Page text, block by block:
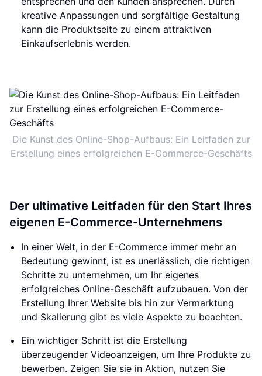
kreative Anpassungen und sorgfältige Gestaltung
kann die Produktseite zu einem attraktiven
Einkaufserlebnis werden.
Die Kunst des Online-Shop-Aufbaus: Ein Leitfaden zur
Erstellung eines erfolgreichen E-Commerce-Geschäfts
Der ultimative Leitfaden für den Start Ihres
eigenen E-Commerce-Unternehmens
In einer Welt, in der E-Commerce immer mehr an
Bedeutung gewinnt, ist es unerlässlich, die richtigen
Schritte zu unternehmen, um Ihr eigenes
erfolgreiches Online-Geschäft aufzubauen. Von der
Erstellung Ihrer Website bis hin zur Vermarktung
und Skalierung gibt es viele Aspekte zu beachten.
Ein wichtiger Schritt ist die Erstellung
überzeugender Videoanzeigen, um Ihre Produkte zu
bewerben. Zeigen Sie sie in Aktion, nutzen Sie